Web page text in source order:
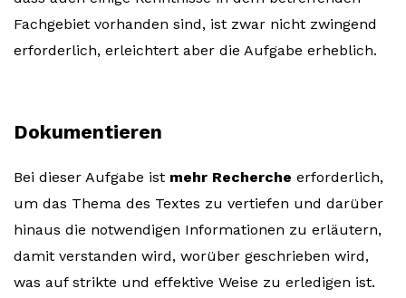
Fachgebiet vorhanden sind, ist zwar nicht zwingend
erforderlich, erleichtert aber die Aufgabe erheblich.
Dokumentieren
Bei dieser Aufgabe ist mehr Recherche erforderlich,
um das Thema des Textes zu vertiefen und darüber
hinaus die notwendigen Informationen zu erläutern,
damit verstanden wird, worüber geschrieben wird,
was auf strikte und effektive Weise zu erledigen ist.